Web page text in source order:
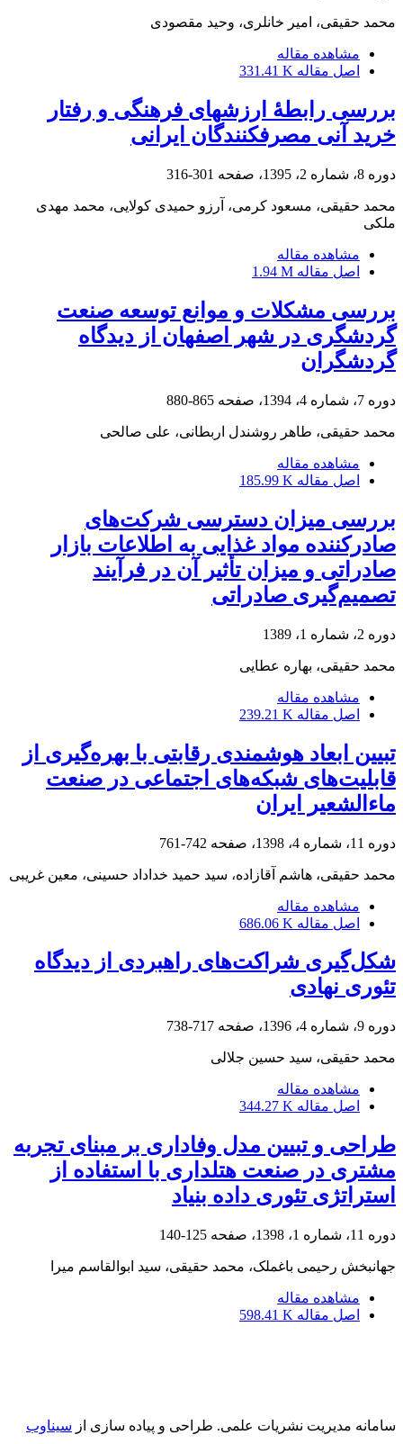
محمد حقیقی، امیر خانلری، وحید مقصودی
مشاهده مقاله
اصل مقاله 331.41 K
بررسی رابطۀ ارزش‎های فرهنگی و رفتار
خرید آنی مصرف‎کنندگان ایرانی
دوره 8، شماره 2، 1395، صفحه 301-316
محمد حقیقی، مسعود کرمی، آرزو حمیدی کولایی، محمد مهدی
ملکی
مشاهده مقاله
اصل مقاله 1.94 M
بررسی مشکلات و موانع توسعه صنعت
گردشگری در شهر اصفهان از دیدگاه
گردشگران
دوره 7، شماره 4، 1394، صفحه 865-880
محمد حقیقی، طاهر روشندل اربطانی، علی صالحی
مشاهده مقاله
اصل مقاله 185.99 K
بررسی میزان دسترسی شرکت‌های
صادرکننده مواد غذایی به اطلاعات بازار
صادراتی و میزان تأثیر آن در فرآیند
تصمیم‌گیری صادراتی
دوره 2، شماره 1، 1389
محمد حقیقی، بهاره عطایی
مشاهده مقاله
اصل مقاله 239.21 K
تبیین ابعاد هوشمندی رقابتی با بهره‌گیری از
قابلیت‌های شبکه‌های اجتماعی در صنعت
ماءالشعیر ایران
دوره 11، شماره 4، 1398، صفحه 742-761
محمد حقیقی، هاشم آقازاده، سید حمید خداداد حسینی، معین غریبی
مشاهده مقاله
اصل مقاله 686.06 K
شکل‌گیری شراکت‌های راهبردی از دیدگاه
تئوری نهادی
دوره 9، شماره 4، 1396، صفحه 717-738
محمد حقیقی، سید حسین جلالی
مشاهده مقاله
اصل مقاله 344.27 K
طراحی و تبیین مدل وفاداری بر مبنای تجربه
مشتری در صنعت هتلداری با استفاده از
استراتژی تئوری داده بنیاد
دوره 11، شماره 1، 1398، صفحه 125-140
جهانبخش رحیمی باغملک، محمد حقیقی، سید ابوالقاسم میرا
مشاهده مقاله
اصل مقاله 598.41 K
سامانه مدیریت نشریات علمی. طراحی و پیاده سازی از سیناوب